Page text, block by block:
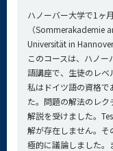
ハノーバー大学で1ヶ
（Sommerakademie
Universität in
このコースは、ハノ
語講座で、生徒のレベ
私はドイツ語の資格で
た。問題の解法のレ
解説を受けました。
解が存在しません。
極的に議論しました